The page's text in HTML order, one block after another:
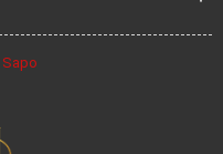
Sapo